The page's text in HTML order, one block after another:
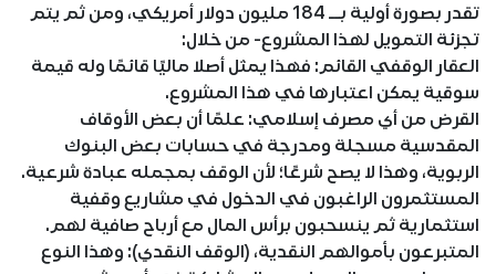
تقدر بصورة أولية بــ 184 مليون دولار أمريكي، ومن ثم يتم
تجزئة التمويل لهذا المشروع- من خلال:
العقار الوقفي القائم: فهذا يمثل أصلا ماليًا قائمًا وله قيمة
سوقية يمكن اعتبارها في هذا المشروع.
القرض من أي مصرف إسلامي: علمًا أن بعض الأوقاف
المقدسية مسجلة ومدرجة في حسابات بعض البنوك
الربوية، وهذا لا يصح شرعًا؛ لأن الوقف بمجمله عبادة شرعية.
المستثمرون الراغبون في الدخول في مشاريع وقفية
استثمارية ثم ينسحبون برأس المال مع أرباح صافية لهم.
المتبرعون بأموالهم النقدية، (الوقف النقدي): وهذا النوع